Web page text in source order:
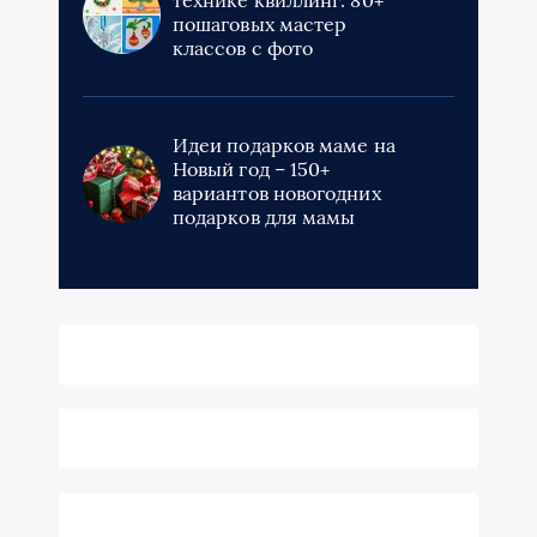
пошаговых мастер
классов с фото
Идеи подарков маме на
Новый год – 150+
вариантов новогодних
подарков для мамы